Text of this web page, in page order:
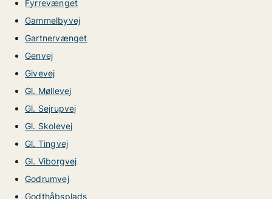
Fyrrevænget
Gammelbyvej
Gartnervænget
Genvej
Givevej
Gl. Møllevej
Gl. Sejrupvej
Gl. Skolevej
Gl. Tingvej
Gl. Viborgvej
Godrumvej
Godthåbsplads